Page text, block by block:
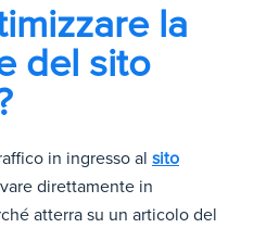
la
del sito
in ingresso al sito
direttamente in
atterra su un articolo del